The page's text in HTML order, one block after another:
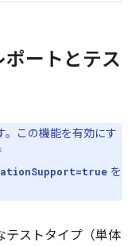
ートとテス
。この機能を有効にす
を
テストタイプ（単体